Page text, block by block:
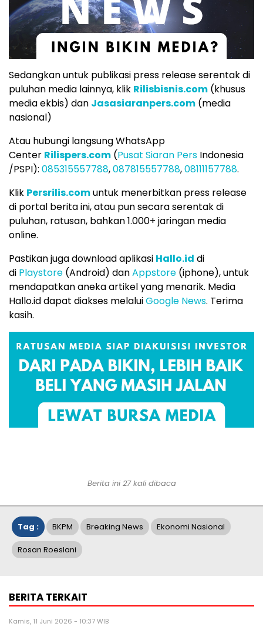
Sedangkan untuk publikasi press release serentak di
puluhan media lainnya, klik Rilisbisnis.com (khusus
media ekbis) dan Jasasiaranpers.com (media
nasional)
Atau hubungi langsung WhatsApp
Center Rilispers.com (Pusat Siaran Pers Indonesia
/PSPI): 085315557788,087815557788,08111157788.
Klik Persrilis.comuntuk menerbitkan press release
di portal berita ini, atau pun secara serentak di
puluhan, ratusan, bahkan 1.000+ jaringan media
online.
Pastikan juga download aplikasi Hallo.id di
di Playstore (Android) danAppstore (iphone), untuk
mendapatkan aneka artikel yang menarik. Media
Hallo.id dapat diakses melaluiGoogle News. Terima
kasih.
Berita ini 27 kali dibaca
Tag : BKPM Breaking News Ekonomi Nasional
Rosan Roeslani
BERITA TERKAIT
Kamis, 11 Juni 2026 - 10:37 WIB